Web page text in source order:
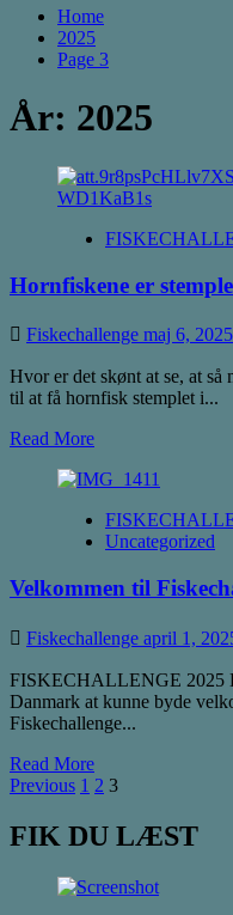
Home
2025
Page 3
År: 2025
Hornfiskene er
Fiskechallenge maj 6, 2025
Hvor er det skønt at se, at så
til at få hornfisk stemplet i...
Read MoreRead
about
er
stemplet
Uncategorized
Velkommen til
Fiskechallenge april 1,
FISKECHALLENGE 2025
Danmark at kunne byde
Fiskechallenge...
Read MoreRead
more
Velkommen
til
2025!
Indlægsinddeling
Previous 1 2 3
FIK DU LÆST